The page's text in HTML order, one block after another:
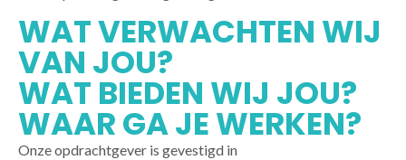
WAT VERWACHTEN WIJ
VAN JOU?
WAT BIEDEN WIJ JOU?
WAAR GA JE WERKEN?
Onze opdrachtgever is gevestigd in